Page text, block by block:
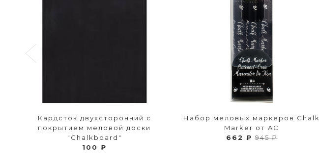
Кардсток двухсторонний с
покрытием меловой доски
"Chalkboard"
100 ₽
Набор меловых маркеров Chalk
Marker от AC
662 ₽945 ₽